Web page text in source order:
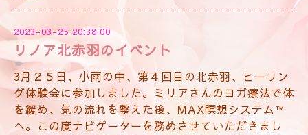
2023-03-25 20:38:00
リノア北赤羽のイベント
3月２５日、小雨の中、第４回目の北赤羽、ヒーリン
グ体験会に参加しました。ミリアさんのヨガ療法で体
を緩め、気の流れを整えた後、MAX瞑想システム™
へ。この度ナビゲーターを務めさせていただきまし